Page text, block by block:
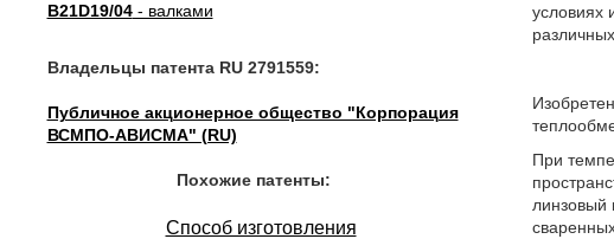
B21D19/04- валками
Владельцы патента RU 2791559:
Публичное акционерное общество "Корпорация
ВСМПО-АВИСМА" (RU)
условиях
При
линзовый
Похожие патенты:
Способ изготовления